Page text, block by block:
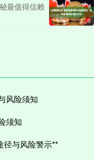
最值得信赖
风险须知
须知
径与风险警示**